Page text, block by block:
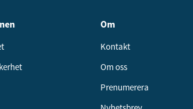
Om
Kontakt
Om oss
Prenumerera